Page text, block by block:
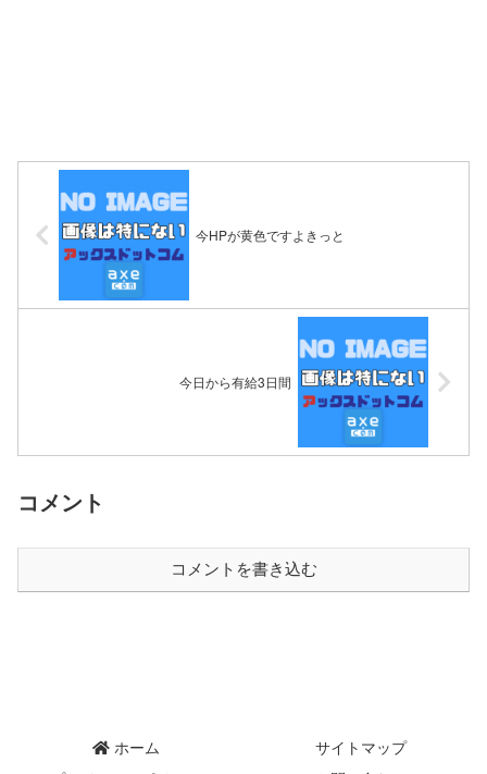
今HPが黄色ですよきっと
今日から有給3日間
コメント
コメントを書き込む
ホーム
サイトマップ